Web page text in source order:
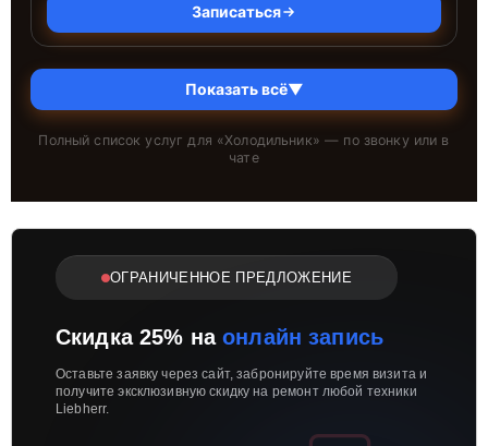
Записаться
Показать всё▼
Полный список услуг для «Холодильник» — по звонку или в
чате
ОГРАНИЧЕННОЕ ПРЕДЛОЖЕНИЕ
Скидка 25% наонлайн запись
Оставьте заявку через сайт, забронируйте время визита и
получите эксклюзивную скидку на ремонт любой техники
Liebherr.